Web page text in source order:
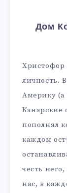
Дом
Христофор
личность.
Америку (а
Канарские
пополнял
каждом
честь
нас, в